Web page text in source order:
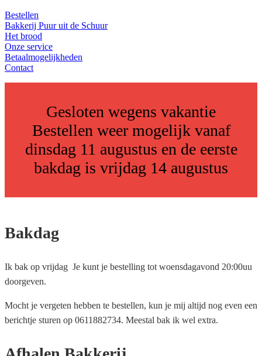
Bestellen
Bakkerij Puur uit de Schuur
Het brood
Onze service
Betaalmogelijkheden
Contact
Gesloten wegens vakantie
Bestellen weer mogelijk vanaf
dinsdag 11 augustus en de eerste
bakdag is vrijdag 14 augustus
Bakdag
Ik bak op vrijdag Je kunt je bestelling tot woensdagavond 20:00uu
doorgeven.
Mocht je vergeten hebben te bestellen, kun je mij altijd nog even een
berichtje sturen op 0611882734. Meestal bak ik wel extra.